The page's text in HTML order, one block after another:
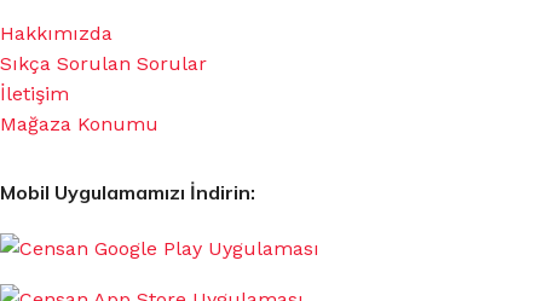
Hakkımızda
Sıkça Sorulan Sorular
İletişim
Mağaza Konumu
Mobil Uygulamamızı İndirin: